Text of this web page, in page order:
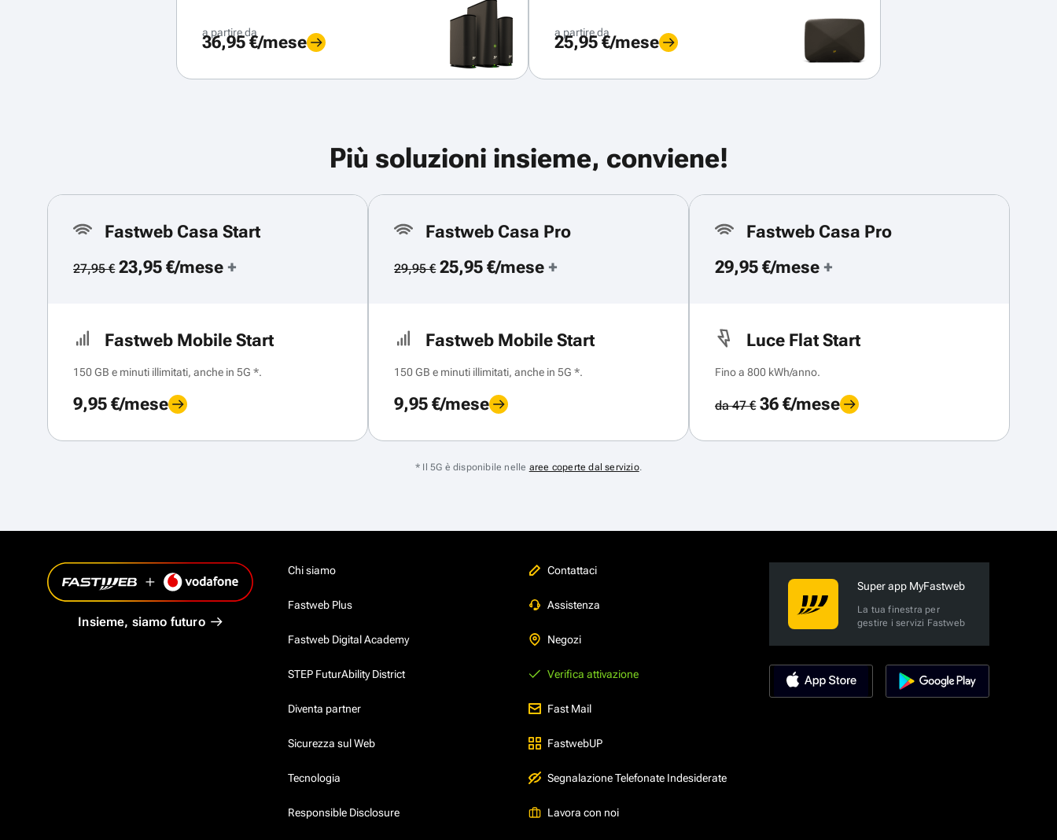
a partire da
36,95 €/mese a partire da
25,95 €/mese
Più soluzioni insieme, conviene!
Fastweb Casa Start
27,95 €23,95 €/mese +
Fastweb Mobile Start
150 GB e minuti illimitati, anche in 5G *.
9,95 €/mese
Fastweb Casa Pro
29,95 €25,95 €/mese +
Fastweb Mobile Start
150 GB e minuti illimitati, anche in 5G *.
9,95 €/mese
Fastweb Casa Pro
29,95 €/mese +
Luce Flat Start
Fino a 800 kWh/anno.
da 47 €36 €/mese
* Il 5G è disponibile nelle aree coperte dal servizio.
Insieme, siamo futuro
Chi siamo
Fastweb Plus
Fastweb Digital Academy
STEP FuturAbility District
Diventa partner
Sicurezza sul Web
Tecnologia
Responsible Disclosure
Contattaci
Assistenza
Negozi
Verifica attivazione
Fast Mail
FastwebUP
Segnalazione Telefonate Indesiderate
Lavora con noi
Super app MyFastweb
La tua finestra per
gestire i servizi Fastweb